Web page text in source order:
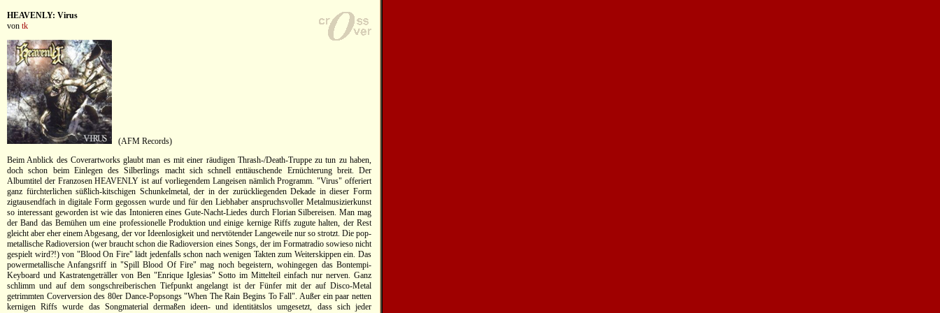
HEAVENLY: Virus
von tk
(AFM Records)
Beim Anblick des Coverartworks glaubt man es mit einer räudigen Thrash-/Death-Truppe zu tun zu haben,
doch schon beim Einlegen des Silberlings macht sich schnell enttäuschende Ernüchterung breit. Der
Albumtitel der Franzosen HEAVENLY ist auf vorliegendem Langeisen nämlich Programm. "Virus" offeriert
ganz fürchterlichen süßlich-kitschigen Schunkelmetal, der in der zurückliegenden Dekade in dieser Form
zigtausendfach in digitale Form gegossen wurde und für den Liebhaber anspruchsvoller Metalmusizierkunst
so interessant geworden ist wie das Intonieren eines Gute-Nacht-Liedes durch Florian Silbereisen. Man mag
der Band das Bemühen um eine professionelle Produktion und einige kernige Riffs zugute halten, der Rest
gleicht aber eher einem Abgesang, der vor Ideenlosigkeit und nervtötender Langeweile nur so strotzt. Die pop-
metallische Radioversion (wer braucht schon die Radioversion eines Songs, der im Formatradio sowieso nicht
gespielt wird?!) von "Blood On Fire" lädt jedenfalls schon nach wenigen Takten zum Weiterskippen ein. Das
powermetallische Anfangsriff in "Spill Blood Of Fire" mag noch begeistern, wohingegen das Bontempi-
Keyboard und Kastratengeträller von Ben "Enrique Iglesias" Sotto im Mittelteil einfach nur nerven. Ganz
schlimm und auf dem songschreiberischen Tiefpunkt angelangt ist der Fünfer mit der auf Disco-Metal
getrimmten Coverversion des 80er Dance-Popsongs "When The Rain Begins To Fall". Außer ein paar netten
kernigen Riffs wurde das Songmaterial dermaßen ideen- und identitätslos umgesetzt, dass sich jeder